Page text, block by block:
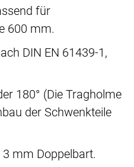
für
600 mm.
DIN EN 61439-1,
180° (Die Tragholme
der Schwenkteile
3 mm Doppelbart.